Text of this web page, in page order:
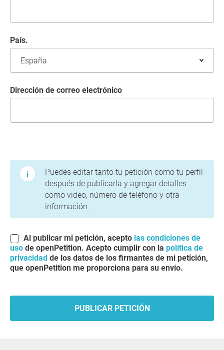
País.
Dirección de correo electrónico
Puedes editar tanto tu petición como tu perfil
después de publicarla y agregar detalles
como video, número de teléfono y otra
información.
Al publicar mi petición, acepto las condiciones de
uso de openPetition. Acepto cumplir con la política de
privacidad de los datos de los firmantes de mi petición,
que openPetition me proporciona para su envío.
PUBLICAR PETICIÓN